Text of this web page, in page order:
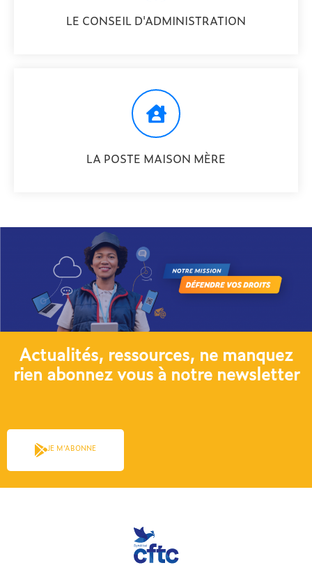
LE CONSEIL D'ADMINISTRATION
LA POSTE MAISON MÈRE
Actualités, ressources, ne manquez
rien abonnez vous à notre newsletter​
JE M'ABONNE